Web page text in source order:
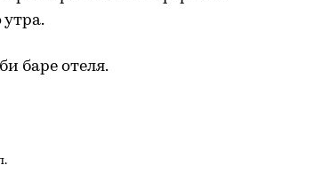
баре отеля.